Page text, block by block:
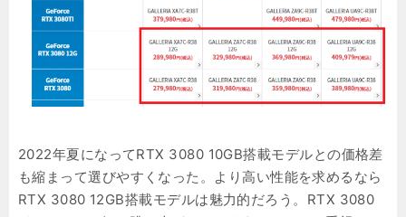
2022年夏になってRTX 3080 10GB搭載モデルとの価格差
も縮まって選びやすくなった。より高い性能を求めるなら
RTX 3080 12GB搭載モデルは魅力的だろう。RTX 3080